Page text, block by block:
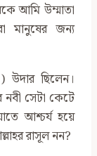
আমি উম্মাতা
মানুষের জন্য
উদার ছিলেন।
নবী সেটা কেটে
আশ্চর্য হয়ে
রাসূল নন?